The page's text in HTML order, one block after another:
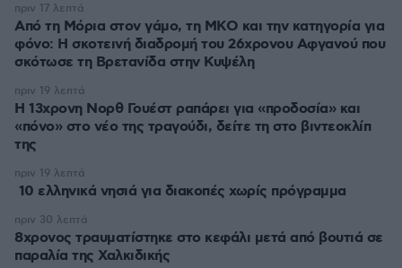
Από τη Μόρια στον γάμο, τη ΜΚΟ και την κατηγορία για
φόνο: Η σκοτεινή διαδρομή του 26χρονου Αφγανού που
σκότωσε τη Βρετανίδα στην Κυψέλη
πριν 17 λεπτά
Η 13χρονη Νορθ Γουέστ ραπάρει για «προδοσία» και
«πόνο» στο νέο της τραγούδι, δείτε τη στο βιντεοκλίπ
της
πριν 19 λεπτά
10 ελληνικά νησιά για διακοπές χωρίς πρόγραμμα
πριν 19 λεπτά
8χρονος τραυματίστηκε στο κεφάλι μετά από βουτιά σε
παραλία της Χαλκιδικής
πριν 30 λεπτά